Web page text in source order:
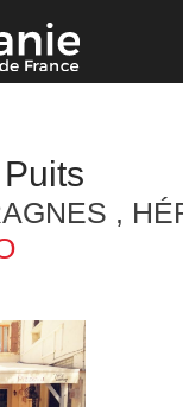
dei cookies
,